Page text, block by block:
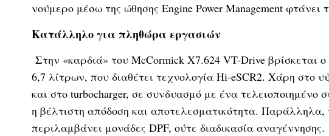
νούμερο μέσω της ώθησης Engine Power Management φτάνει
Κατάλληλο για πληθώρα εργασιών
Στην «καρδιά» του McCormick X7.624 VT-Drive βρίσκεται
6,7 λίτρων, που διαθέτει τεχνολογία Hi-eSCR2. Χάρη στο
και στο turbocharger, σε συνδυασμό με ένα τελειοποιημένο
η βέλτιστη απόδοση και αποτελεσματικότητα.
περιλαμβάνει μονάδες DPF, ούτε διαδικασία αναγέννησης.